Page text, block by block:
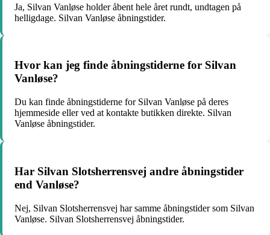
Ja, Silvan Vanløse holder åbent hele året rundt, undtagen på
helligdage. Silvan Vanløse åbningstider.
Hvor kan jeg finde åbningstiderne for Silvan
Vanløse?
Du kan finde åbningstiderne for Silvan Vanløse på deres
hjemmeside eller ved at kontakte butikken direkte. Silvan
Vanløse åbningstider.
Har Silvan Slotsherrensvej andre åbningstider
end Vanløse?
Nej, Silvan Slotsherrensvej har samme åbningstider som Silvan
Vanløse. Silvan Slotsherrensvej åbningstider.